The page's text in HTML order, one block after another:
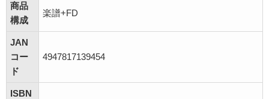
商品
構成
楽譜+FD
JAN
コー
ド
4947817139454
ISBN